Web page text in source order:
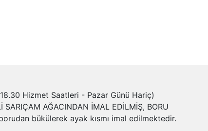
Hizmet Saatleri - Pazar Günü Hariç)
SARIÇAM AĞACINDAN İMAL EDİLMİŞ, BORU
bükülerek ayak kısmı imal edilmektedir.